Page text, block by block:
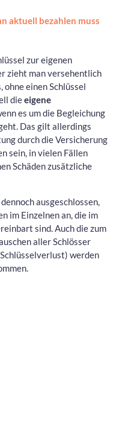
aktuell bezahlen muss
zur eigenen
zieht man versehentlich
ohne einen Schlüssel
dieeigene
es um die Begleichung
Das gilt allerdings
durch die Versicherung
sein, in vielen Fällen
Schäden zusätzliche
ausgeschlossen,
im Einzelnen an, die im
sind. Auch die zum
aller Schlösser
werden